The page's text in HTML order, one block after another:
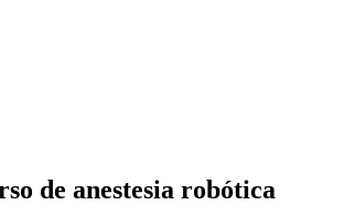
de anestesia robótica